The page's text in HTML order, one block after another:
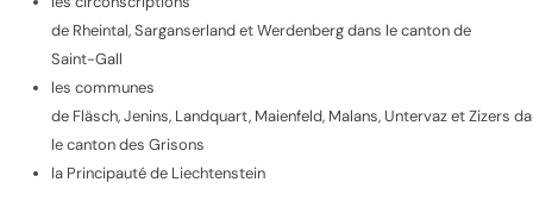
de Rheintal,SarganserlandetWerdenbergdans lecanton de
Saint-Gall
les communes
de Fläsch,Jenins, Landquart, Maienfeld, Malans, UntervazetZizers
le canton desGrisons
la Principauté de Liechtenstein